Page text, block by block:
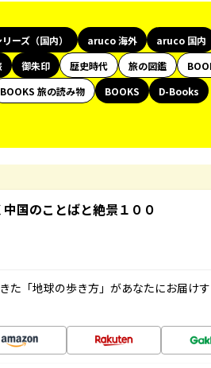
ーズ（国内） aruco 海外 aruco 国内
御朱印 歴史時代 旅の図鑑
BOOKS 旅の読み物 BOOKS
D-Books
国のことばと絶景１００
た「地球の歩き方」があなたにお届け